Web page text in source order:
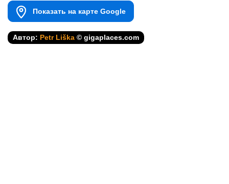
Показать на карте Google
Автор: Petr Liška © gigaplaces.com